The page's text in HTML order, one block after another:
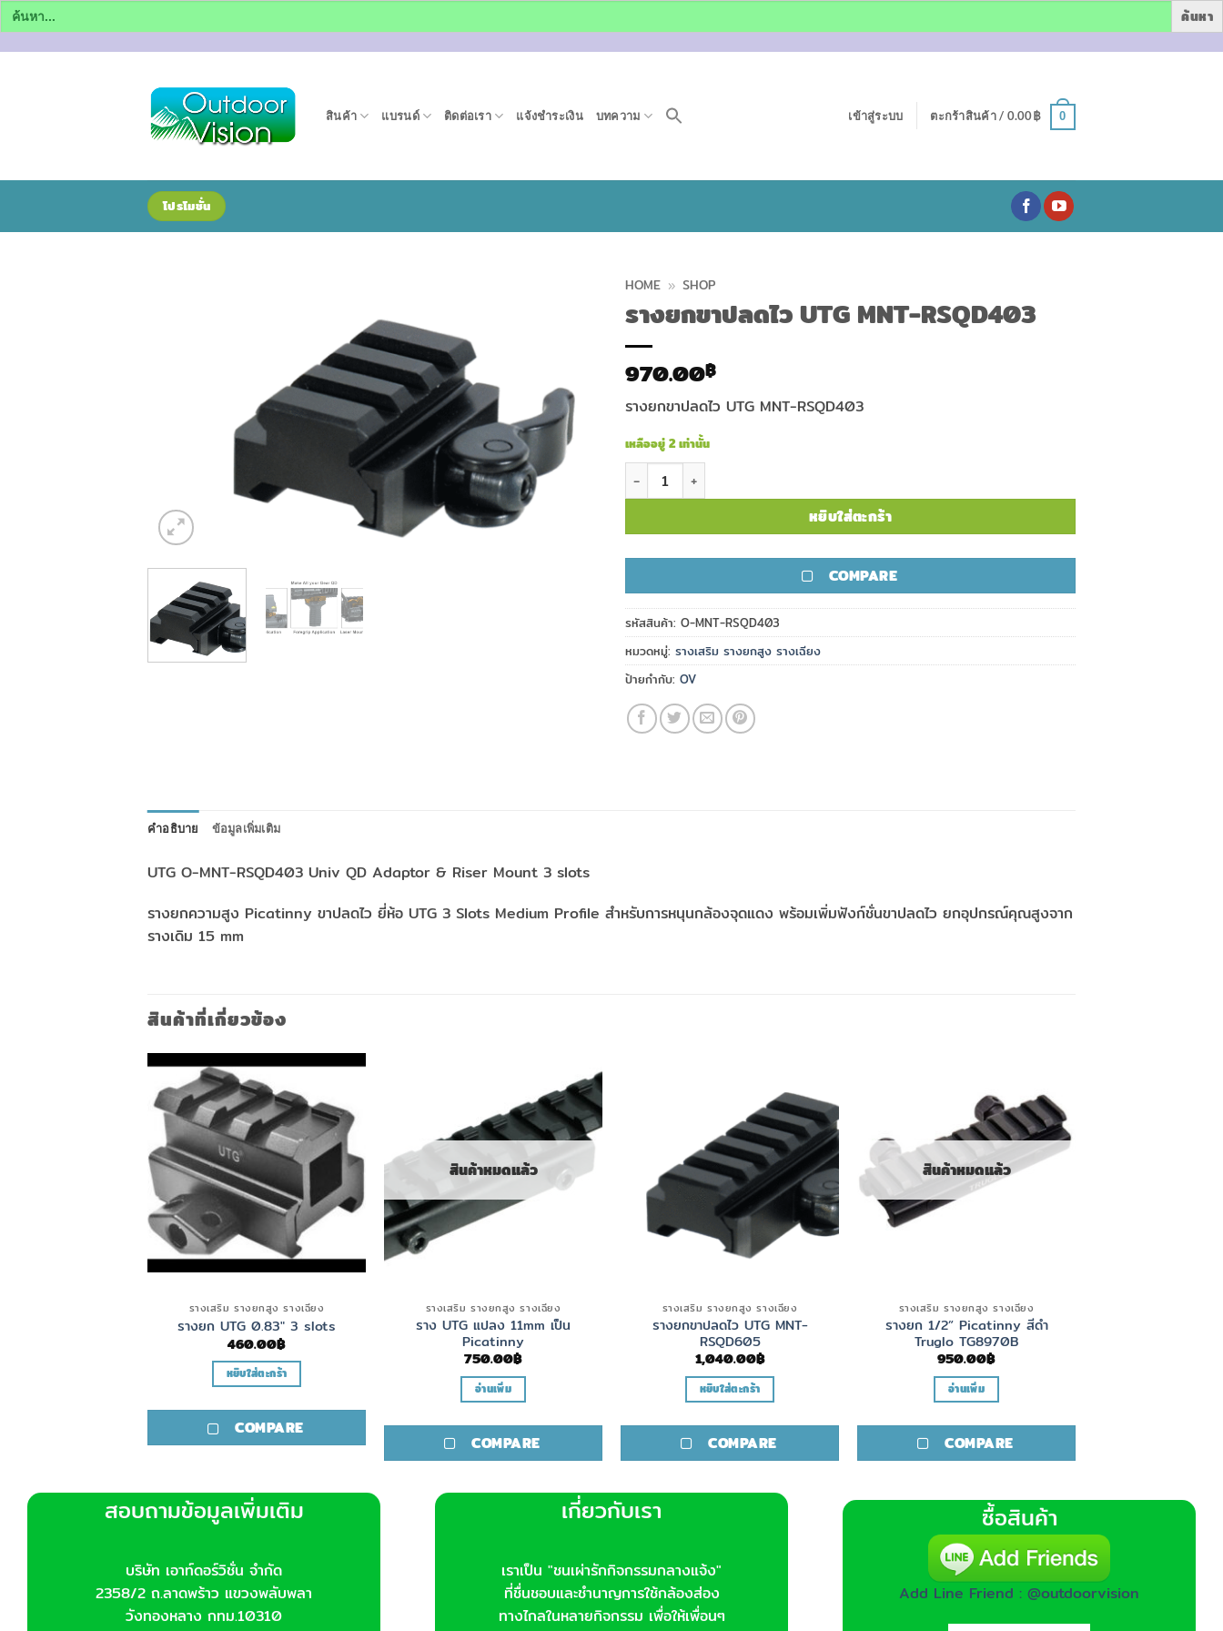
Search
for:
สินค้า แบรนด์ ติดต่อเรา แจ้งชำระเงิน บทความ เข้าสู่ระบบ ตะกร้าสินค้า / 0.00฿ 0
โปรโมชั่น
HOME » SHOP
รางยกขาปลดไว UTG MNT-RSQD403
970.00฿
รางยกขาปลดไว UTG MNT-RSQD403
เหลืออยู่ 2 เท่านั้น
จำนวน รางยกขาปลดไว UTG MNT-RSQD403 ชิ้น
หยิบใส่ตะกร้า
COMPARE
รหัสสินค้า: O-MNT-RSQD403
หมวดหมู่: รางเสริม รางยกสูง รางเฉียง
ป้ายกำกับ: OV
คำอธิบาย ข้อมูลเพิ่มเติม
UTG O-MNT-RSQD403 Univ QD Adaptor & Riser Mount 3 slots
รางยกความสูง Picatinny ขาปลดไว ยี่ห้อ UTG 3 Slots Medium Profile สำหรับการหนุนกล้องจุดแดง พร้อมเพิ่มฟังก์ชั่นขาปลดไว ยกอุปกรณ์คุณสูงจาก
รางเดิม 15 mm
สินค้าที่เกี่ยวข้อง
รางเสริม รางยกสูง รางเฉียง
รางยก UTG 0.83″ 3 slots
460.00฿
หยิบใส่ตะกร้า
COMPARE
สินค้าหมดแล้ว
รางเสริม รางยกสูง รางเฉียง
ราง UTG แปลง 11mm เป็น
Picatinny
750.00฿
อ่านเพิ่ม
COMPARE
รางเสริม รางยกสูง รางเฉียง
รางยกขาปลดไว UTG MNT-
RSQD605
1,040.00฿
หยิบใส่ตะกร้า
COMPARE
สินค้าหมดแล้ว
รางเสริม รางยกสูง รางเฉียง
รางยก 1/2” Picatinny สีดำ
Truglo TG8970B
950.00฿
อ่านเพิ่ม
COMPARE
สอบถามข้อมูลเพิ่มเติม
บริษัท เอาท์ดอร์วิชั่น จำกัด
2358/2 ถ.ลาดพร้าว แขวงพลับพลา
วังทองหลาง กทม.10310
เกี่ยวกับเรา
เราเป็น "ชนเผ่ารักกิจกรรมกลางแจ้ง"
ที่ชื่นชอบและชำนาญการใช้กล้องส่อง
ทางไกลในหลายกิจกรรม เพื่อให้เพื่อนๆ
ซื้อสินค้า
Add Line Friend : @outdoorvision